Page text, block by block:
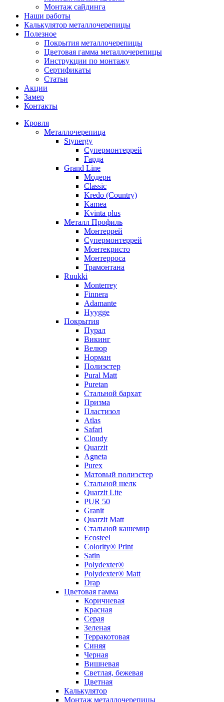
Монтаж сайдинга
Наши работы
Калькулятор металлочерепицы
Полезное
Покрытия металлочерепицы
Цветовая гамма металлочерепицы
Инструкции по монтажу
Сертификаты
Статьи
Акции
Замер
Контакты
Кровля
Металлочерепица
Stynergy
Супермонтеррей
Гарда
Grand Line
Модерн
Classic
Kredo (Country)
Kamea
Kvinta plus
Металл Профиль
Монтеррей
Супермонтеррей
Монтекристо
Монтерроса
Трамонтана
Ruukki
Monterrey
Finnera
Adamante
Hyygge
Покрытия
Пурал
Викинг
Велюр
Норман
Полиэстер
Pural Matt
Puretan
Стальной бархат
Призма
Пластизол
Atlas
Safari
Cloudy
Quarzit
Agneta
Purex
Матовый полиэстер
Стальной шелк
Quarzit Lite
PUR 50
Granit
Quarzit Matt
Стальной кашемир
Ecosteel
Colority® Print
Satin
Polydexter®
Polydexter® Matt
Drap
Цветовая гамма
Коричневая
Красная
Серая
Зеленая
Терракотовая
Синяя
Черная
Вишневая
Светлая, бежевая
Цветная
Калькулятор
Монтаж металлочерепицы